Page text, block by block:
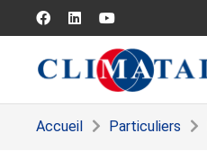
Accueil Particuliers